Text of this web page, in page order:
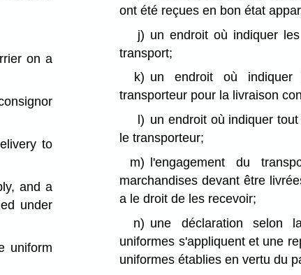
on a
to
and a
under
uniform
ont été reçues en bon état
j) un endroit où indiquer
transport;
k) un endroit où
transporteur pour la livraison
l) un endroit où indiquer
le transporteur;
m) l'engagement du
marchandises devant être
a le droit de les recevoir;
n) une déclaration selon
uniformes s'appliquent et une
uniformes établies en vertu du